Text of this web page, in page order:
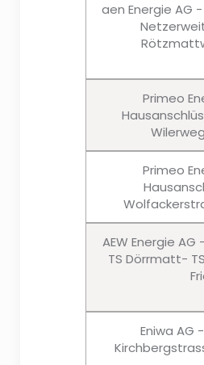
aen Energie AG
Primeo
Primeo
AEW Energie
TS Dörrmatt-
Eniwa AG